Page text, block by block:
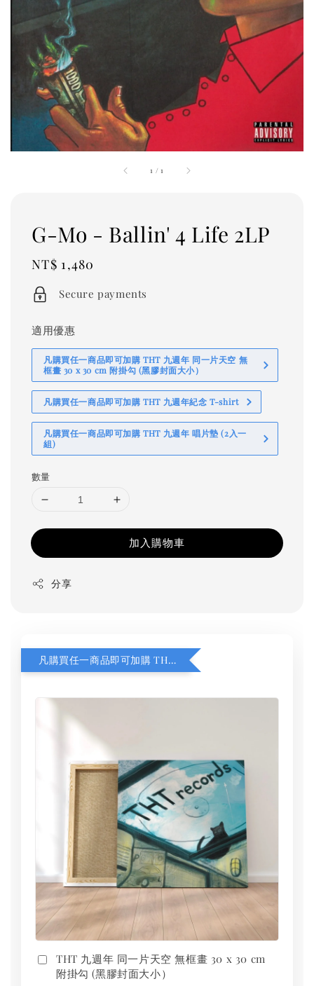
1 /1
G-Mo - Ballin' 4 Life 2LP
Regular
price
NT$ 1,480
Secure payments
適用優惠
凡購買任一商品即可加購 THT 九週年 同一片天空 無
框畫 30 x 30 cm 附掛勾 (黑膠封面大小）
凡購買任一商品即可加購 THT 九週年紀念 T-shirt
凡購買任一商品即可加購 THT 九週年 唱片墊 (2入一
組)
數量
加入購物車
分享
凡購買任一商品即可加購 THT 九週年 同一片天空 無框畫 30 x 30 cm 附掛勾 (黑膠封面大小）
THT 九週年 同一片天空 無框畫 30 x 30 cm
附掛勾 (黑膠封面大小）